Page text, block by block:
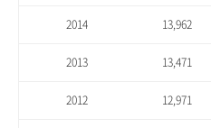
2014 13,962
2013 13,471
2012 12,971